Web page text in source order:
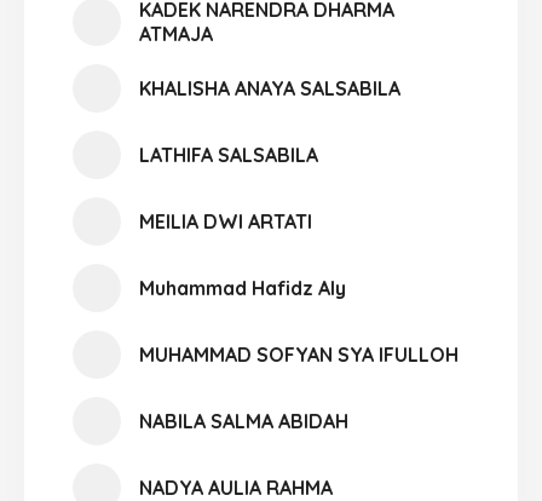
KADEK NARENDRA DHARMA
ATMAJA
KHALISHA ANAYA SALSABILA
LATHIFA SALSABILA
MEILIA DWI ARTATI
Muhammad Hafidz Aly
MUHAMMAD SOFYAN SYA IFULLOH
NABILA SALMA ABIDAH
NADYA AULIA RAHMA